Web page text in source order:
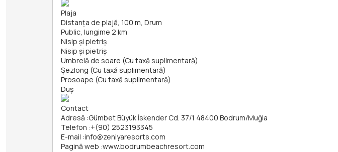
Plaja
Distanța de plajă, 100 m, Drum
Public, lungime 2 km
Nisip și pietriş
Nisip și pietriş
Umbrelă de soare (Cu taxă suplimentară)
Șezlong (Cu taxă suplimentară)
Prosoape (Cu taxă suplimentară)
Duș
Contact
Adresă :Gümbet Büyük İskender Cd. 37/1 48400 Bodrum/Muğla
Telefon :+(90) 2523193345
E-mail :info@zeniyaresorts.com
Pagină web :www.bodrumbeachresort.com